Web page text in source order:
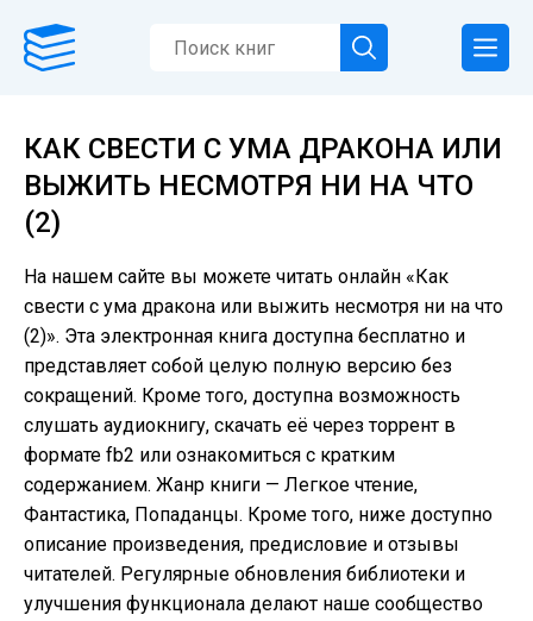
КАК СВЕСТИ С УМА ДРАКОНА ИЛИ
ВЫЖИТЬ НЕСМОТРЯ НИ НА ЧТО
(2)
На нашем сайте вы можете читать онлайн «Как
свести с ума дракона или выжить несмотря ни на что
(2)». Эта электронная книга доступна бесплатно и
представляет собой целую полную версию без
сокращений. Кроме того, доступна возможность
слушать аудиокнигу, скачать её через торрент в
формате fb2 или ознакомиться с кратким
содержанием. Жанр книги — Легкое чтение,
Фантастика, Попаданцы. Кроме того, ниже доступно
описание произведения, предисловие и отзывы
читателей. Регулярные обновления библиотеки и
улучшения функционала делают наше сообщество